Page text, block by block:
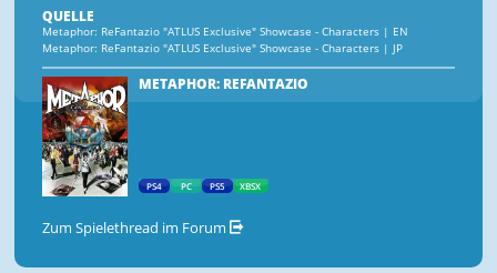
QUELLE
Metaphor: ReFantazio "ATLUS Exclusive" Showcase - Characters | EN
Metaphor: ReFantazio "ATLUS Exclusive" Showcase - Characters | JP
METAPHOR: REFANTAZIO
PS4 PC PS5 XBSX
Zum Spielethread im Forum